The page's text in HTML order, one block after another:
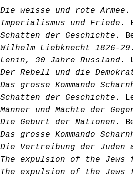
Die weisse und rote Armee .
Imperialismus und Friede .
Schatten der Geschichte .
Wilhelm Liebknecht 1826-29
Lenin, 30 Jahre Russland.
Der Rebell und die
Das grosse Kommando
Schatten der Geschichte .
Männer und Mächte der
Die Geburt der Nationen .
Das grosse Kommando
Die Vertreibung der Juden
The expulsion of the Jews
The expulsion of the Jews